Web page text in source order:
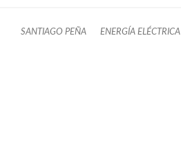
SANTIAGO PEÑA ENERGÍA ELÉCTRICA